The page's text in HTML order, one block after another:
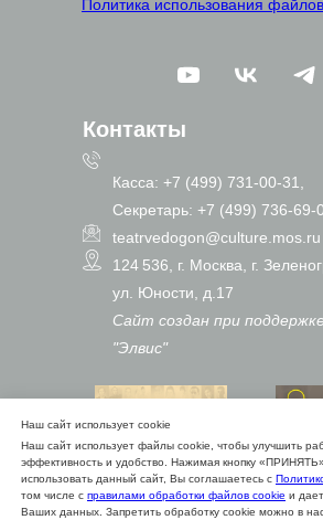
Наш сайт использует cookie
Наш сайт использует файлы cookie, чтобы улучшить
эффективность и удобство. Нажимая кнопку
использовать данный сайт, Вы соглашаетесь с
том числе с правилами обработки файлов cookie и
Ваших данных. Запретить обработку cookie можно в
Контакты
Касса: +7 (499) 731-00-31,
Секретарь: +7 (499) 736-69-
teatrvedogon@culture.mos.ru
124 536, г. Москва, г.
ул. Юности, д.17
Сайт создан при
"Элвис"
Политика использования